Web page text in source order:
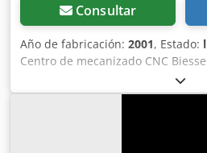
Consultar
Año de fabricación: 2001, Estado:
Centro de mecanizado CNC
fabricación: 2001 Número de
4 ejes Eje X: 3060 mm Eje Y: 1080
soportes con 18 portaventosas 4